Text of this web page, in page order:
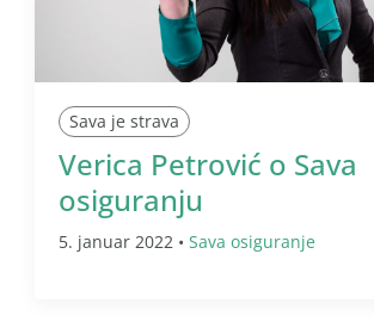
Sava je strava
Verica Petrović o Sava
osiguranju
5. januar 2022 • Sava osiguranje